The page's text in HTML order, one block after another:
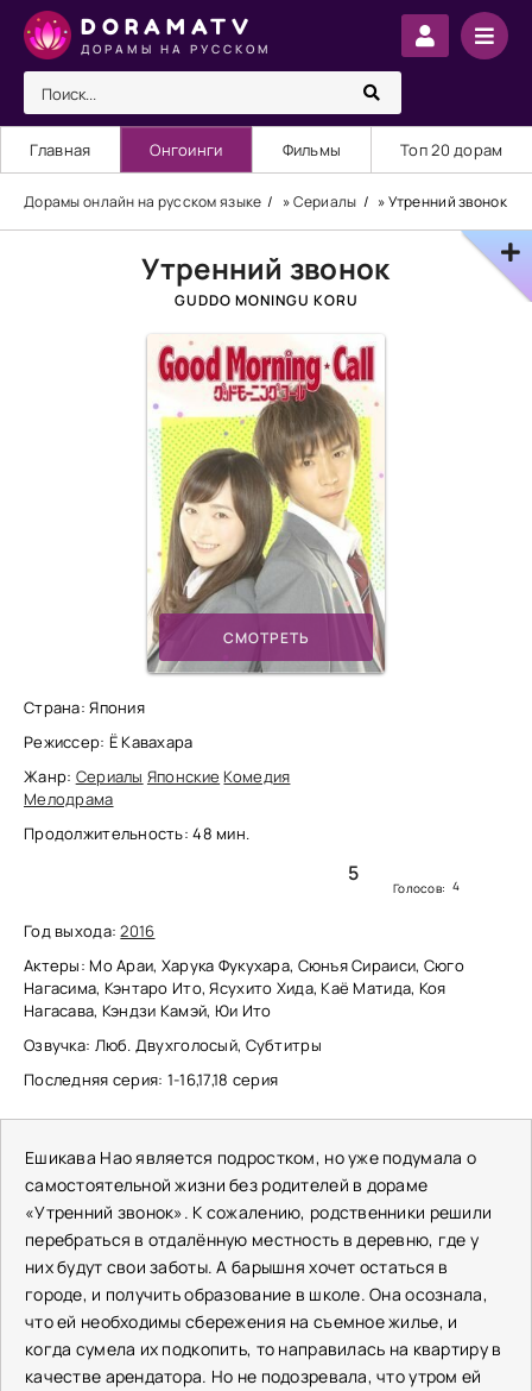
DORAMATV
ДОРАМЫ НА РУССКОМ
Главная Онгоинги Фильмы Топ 20 дорам
Дорамы онлайн на русском языке »Сериалы » Утренний звонок
Утренний звонок
GUDDO MONINGU KORU
СМОТРЕТЬ
Страна: Япония
Режиссер: Ё Кавахара
Жанр: Сериалы Японские Комедия
Мелодрама
Продолжительность: 48 мин.
5
Голосов: 4
Год выхода:2016
Актеры: Мо Араи, Харука Фукухара, Сюнъя Сираиси, Сюго
Нагасима, Кэнтаро Ито, Ясухито Хида, Каё Матида, Коя
Нагасава, Кэндзи Камэй, Юи Ито
Озвучка: Люб. Двухголосый, Субтитры
Последняя серия: 1-16,17,18 серия
Ешикава Нао является подростком, но уже подумала о
самостоятельной жизни без родителей в дораме
«Утренний звонок». К сожалению, родственники решили
перебраться в отдалённую местность в деревню, где у
них будут свои заботы. А барышня хочет остаться в
городе, и получить образование в школе. Она осознала,
что ей необходимы сбережения на съемное жилье, и
когда сумела их подкопить, то направилась на квартиру в
качестве арендатора. Но не подозревала, что утром ей